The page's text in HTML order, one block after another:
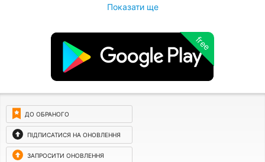
Показати ще
free
ДО ОБРАНОГО
ПІДПИСАТИСЯ НА ОНОВЛЕННЯ
ЗАПРОСИТИ ОНОВЛЕННЯ